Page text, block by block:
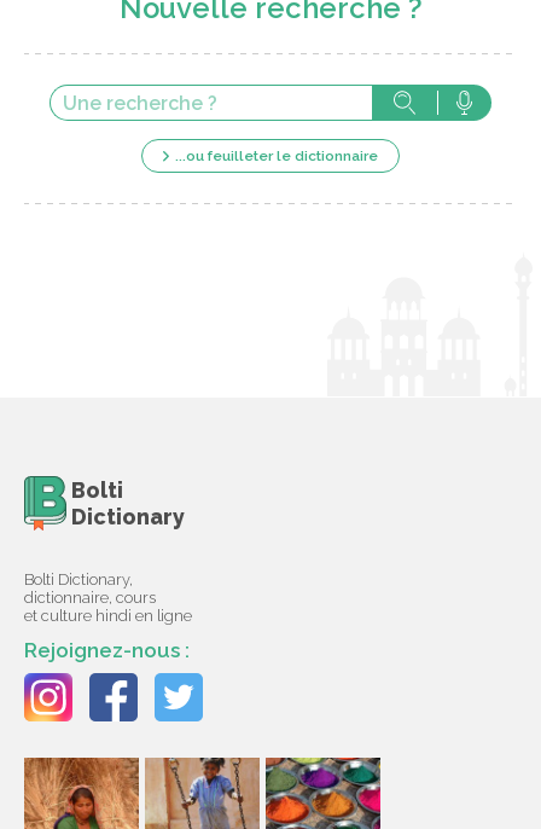
Nouvelle recherche ?
...ou feuilleter le dictionnaire
Bolti
Dictionary
Bolti Dictionary,
dictionnaire, cours
et culture hindi en ligne
Rejoignez-nous :